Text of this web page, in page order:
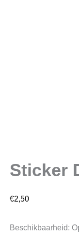
Sticker
€2,50
Beschikbaarheid: